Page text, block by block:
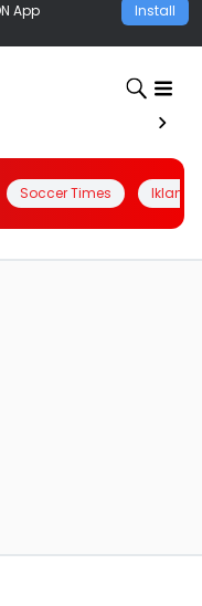
App Install
Soccer Times Iklanin